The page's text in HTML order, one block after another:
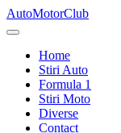
Skip
to
AutoMotorClub
Totul
masini
pasionatii
masini
Home
Stiri Auto
Formula 1
Stiri Moto
Diverse
Contact